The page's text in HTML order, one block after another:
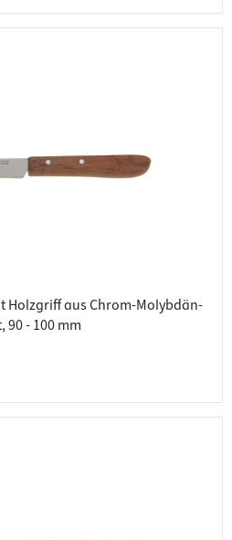
Holzgriff aus Chrom-Molybdän-
- 100 mm